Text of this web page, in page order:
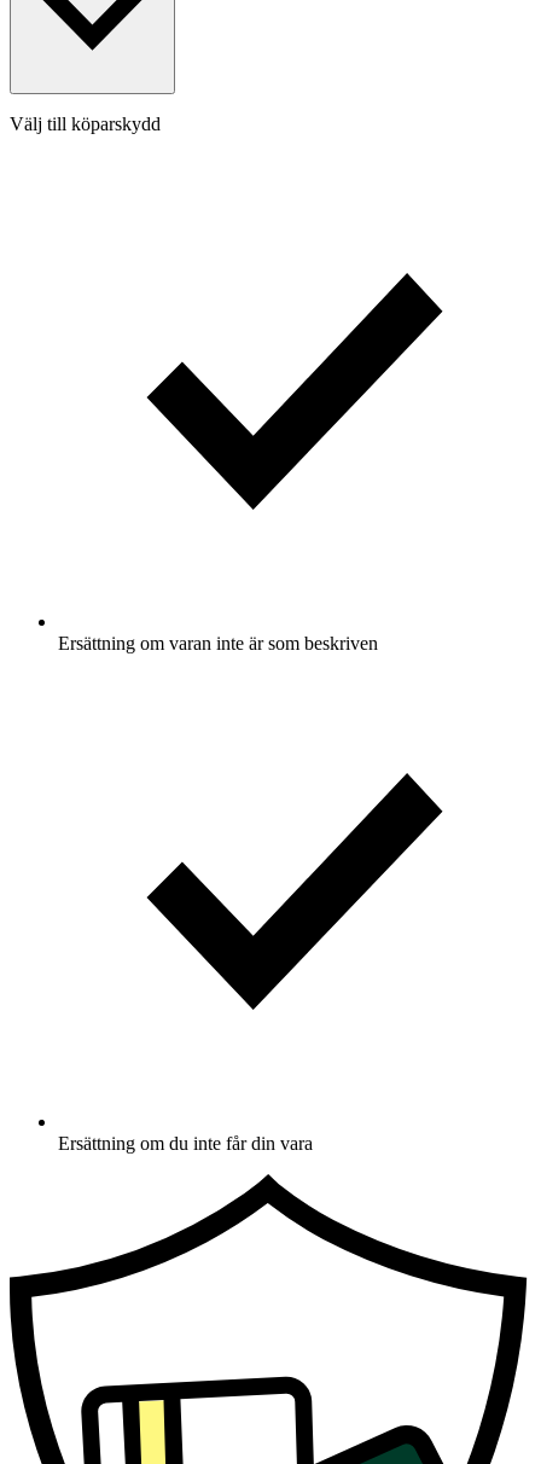
Välj till köparskydd
Ersättning om varan inte är som beskriven
Ersättning om du inte får din vara